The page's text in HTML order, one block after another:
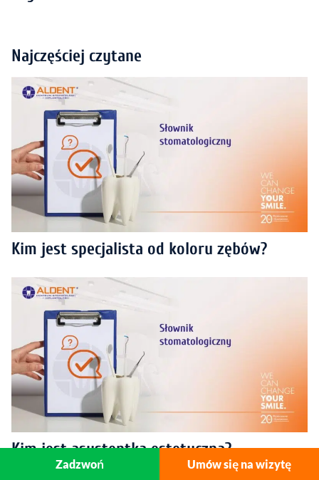
Najczęściej czytane
Kim jest specjalista od koloru zębów?
Kim jest asystentka estetyczna?
Zadzwoń Umów się na wizytę